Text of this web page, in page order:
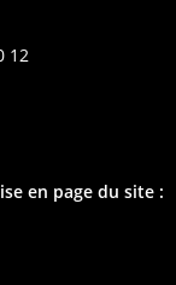
12
en page du site :